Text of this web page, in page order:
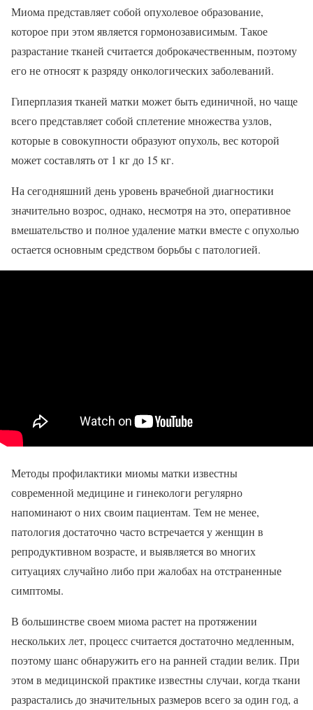
Миома представляет собой опухолевое образование,
которое при этом является гормонозависимым. Такое
разрастание тканей считается доброкачественным, поэтому
его не относят к разряду онкологических заболеваний.
Гиперплазия тканей матки может быть единичной, но чаще
всего представляет собой сплетение множества узлов,
которые в совокупности образуют опухоль, вес которой
может составлять от 1 кг до 15 кг.
На сегодняшний день уровень врачебной диагностики
значительно возрос, однако, несмотря на это, оперативное
вмешательство и полное удаление матки вместе с опухолью
остается основным средством борьбы с патологией.
Методы профилактики миомы матки известны
современной медицине и гинекологи регулярно
напоминают о них своим пациентам. Тем не менее,
патология достаточно часто встречается у женщин в
репродуктивном возрасте, и выявляется во многих
ситуациях случайно либо при жалобах на отстраненные
симптомы.
В большинстве своем миома растет на протяжении
нескольких лет, процесс считается достаточно медленным,
поэтому шанс обнаружить его на ранней стадии велик. При
этом в медицинской практике известны случаи, когда ткани
разрастались до значительных размеров всего за один год, а